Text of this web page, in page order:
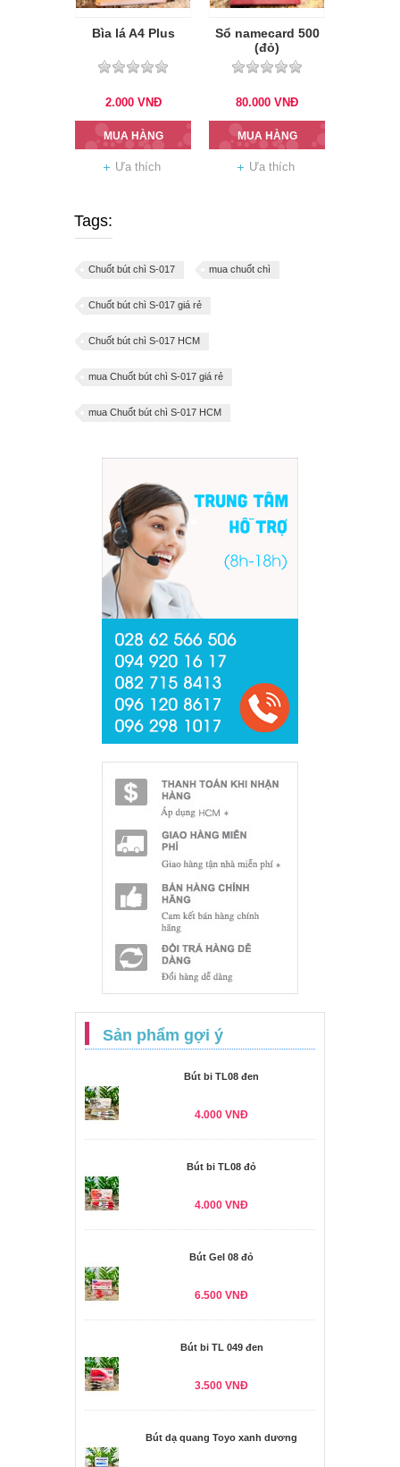
Bìa lá A4 Plus
2.000 VNĐ
MUA HÀNG
Ưa thích
Sổ namecard 500
(đỏ)
80.000 VNĐ
MUA HÀNG
Ưa thích
Tags:
Chuốt bút chì S-017 mua chuốt chì
Chuốt bút chì S-017 giá rẻ
Chuốt bút chì S-017 HCM
mua Chuốt bút chì S-017 giá rẻ
mua Chuốt bút chì S-017 HCM
Sản phẩm gợi ý
Bút bi TL08 đen
4.000 VNĐ
Bút bi TL08 đỏ
4.000 VNĐ
Bút Gel 08 đỏ
6.500 VNĐ
Bút bi TL 049 đen
3.500 VNĐ
Bút dạ quang Toyo xanh dương